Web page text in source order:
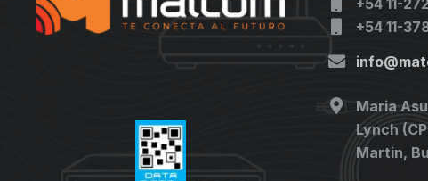
+54 11-
+54 11-
Maria
Lynch
Martin,